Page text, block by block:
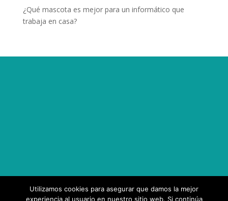
¿Qué mascota es mejor para un informático que
trabaja en casa?
Utilizamos cookies para asegurar que damos la mejor
experiencia al usuario en nuestro sitio web. Si continúa